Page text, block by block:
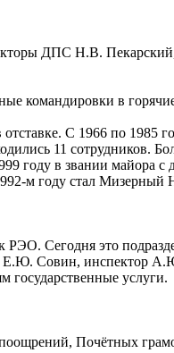
ДПС Н.В.
командировки в
С 1966 по 1985
11 сотрудников.
году в звании
м году стал Мизерный
Сегодня это
Е.Ю. Совин,
государственные услуги.
Почётных